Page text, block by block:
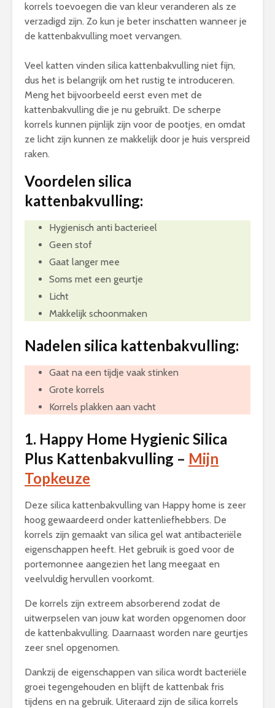
korrels toevoegen die van kleur veranderen als ze
verzadigd zijn. Zo kun je beter inschatten wanneer je
de kattenbakvulling moet vervangen.
Veel katten vinden silica kattenbakvulling niet fijn,
dus het is belangrijk om het rustig te introduceren.
Meng het bijvoorbeeld eerst even met de
kattenbakvulling die je nu gebruikt. De scherpe
korrels kunnen pijnlijk zijn voor de pootjes, en omdat
ze licht zijn kunnen ze makkelijk door je huis verspreid
raken.
Voordelen silica
kattenbakvulling:
Hygienisch anti bacterieel
Geen stof
Gaat langer mee
Soms met een geurtje
Licht
Makkelijk schoonmaken
Nadelen silica kattenbakvulling:
Gaat na een tijdje vaak stinken
Grote korrels
Korrels plakken aan vacht
1. Happy Home Hygienic Silica
Plus Kattenbakvulling – Mijn
Topkeuze
Deze silica kattenbakvulling van Happy home is zeer
hoog gewaardeerd onder kattenliefhebbers. De
korrels zijn gemaakt van silica gel wat antibacteriële
eigenschappen heeft. Het gebruik is goed voor de
portemonnee aangezien het lang meegaat en
veelvuldig hervullen voorkomt.
De korrels zijn extreem absorberend zodat de
uitwerpselen van jouw kat worden opgenomen door
de kattenbakvulling. Daarnaast worden nare geurtjes
zeer snel opgenomen.
Dankzij de eigenschappen van silica wordt bacteriële
groei tegengehouden en blijft de kattenbak fris
tijdens en na gebruik. Uiteraard zijn de silica korrels